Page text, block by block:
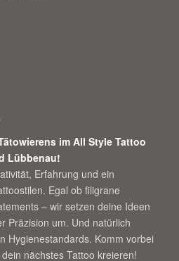
im All Style Tattoo
Lübbenau!
Erfahrung und ein
Egal ob filigrane
– wir setzen deine Ideen
Präzision um. Und natürlich
Hygienestandards. Komm vorbei
nächstes Tattoo kreieren!